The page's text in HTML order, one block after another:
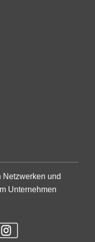
und
Unternehmen